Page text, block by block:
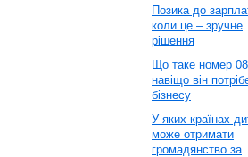
Позика до
коли це – зручне
рішення
Що таке номер
навіщо він
бізнесу
У яких країнах
може отримати
громадянство за